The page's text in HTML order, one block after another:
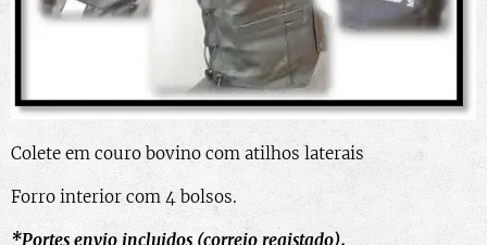
Colete em couro bovino com atilhos laterais
Forro interior com 4 bolsos.
*Portes envio incluidos (correio registado).